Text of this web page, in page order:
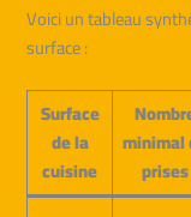
Voici un tableau
surface :
Surface
de la
cuisine
minimal
prises